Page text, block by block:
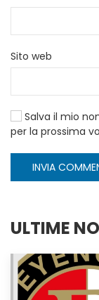
Sito web
Salva il mio
per la prossima
INVIA
ULTIME